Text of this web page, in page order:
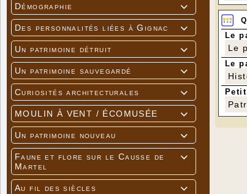

Démographie

Des personnalités liées à Gignac

Un patrimoine détruit

Un patrimoine sauvegardé

Curiosités architecturales

MOULIN À VENT / ÉCOMUSÉE

Un patrimoine nouveau

Faune et flore sur le Causse de
Martel

Au fil des siècles
Le
Le
Le